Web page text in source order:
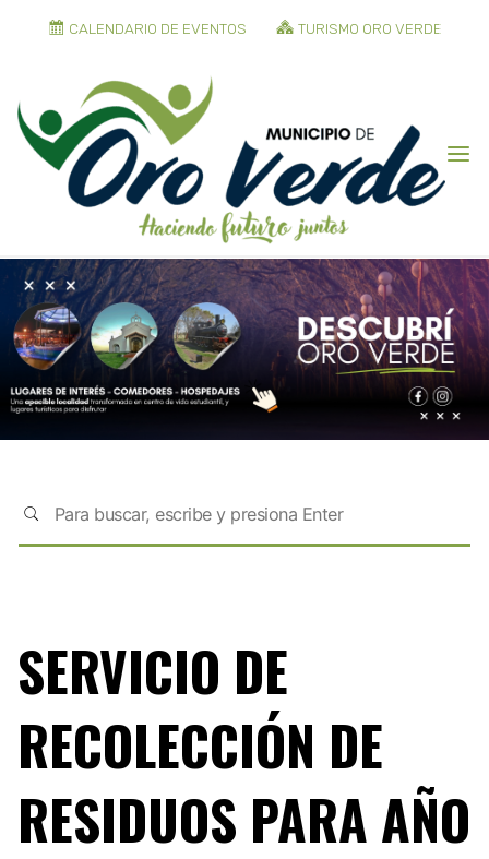
CALENDARIO DE EVENTOS TURISMO ORO VERDE
SERVICIO DE
RECOLECCIÓN DE
RESIDUOS PARA AÑO